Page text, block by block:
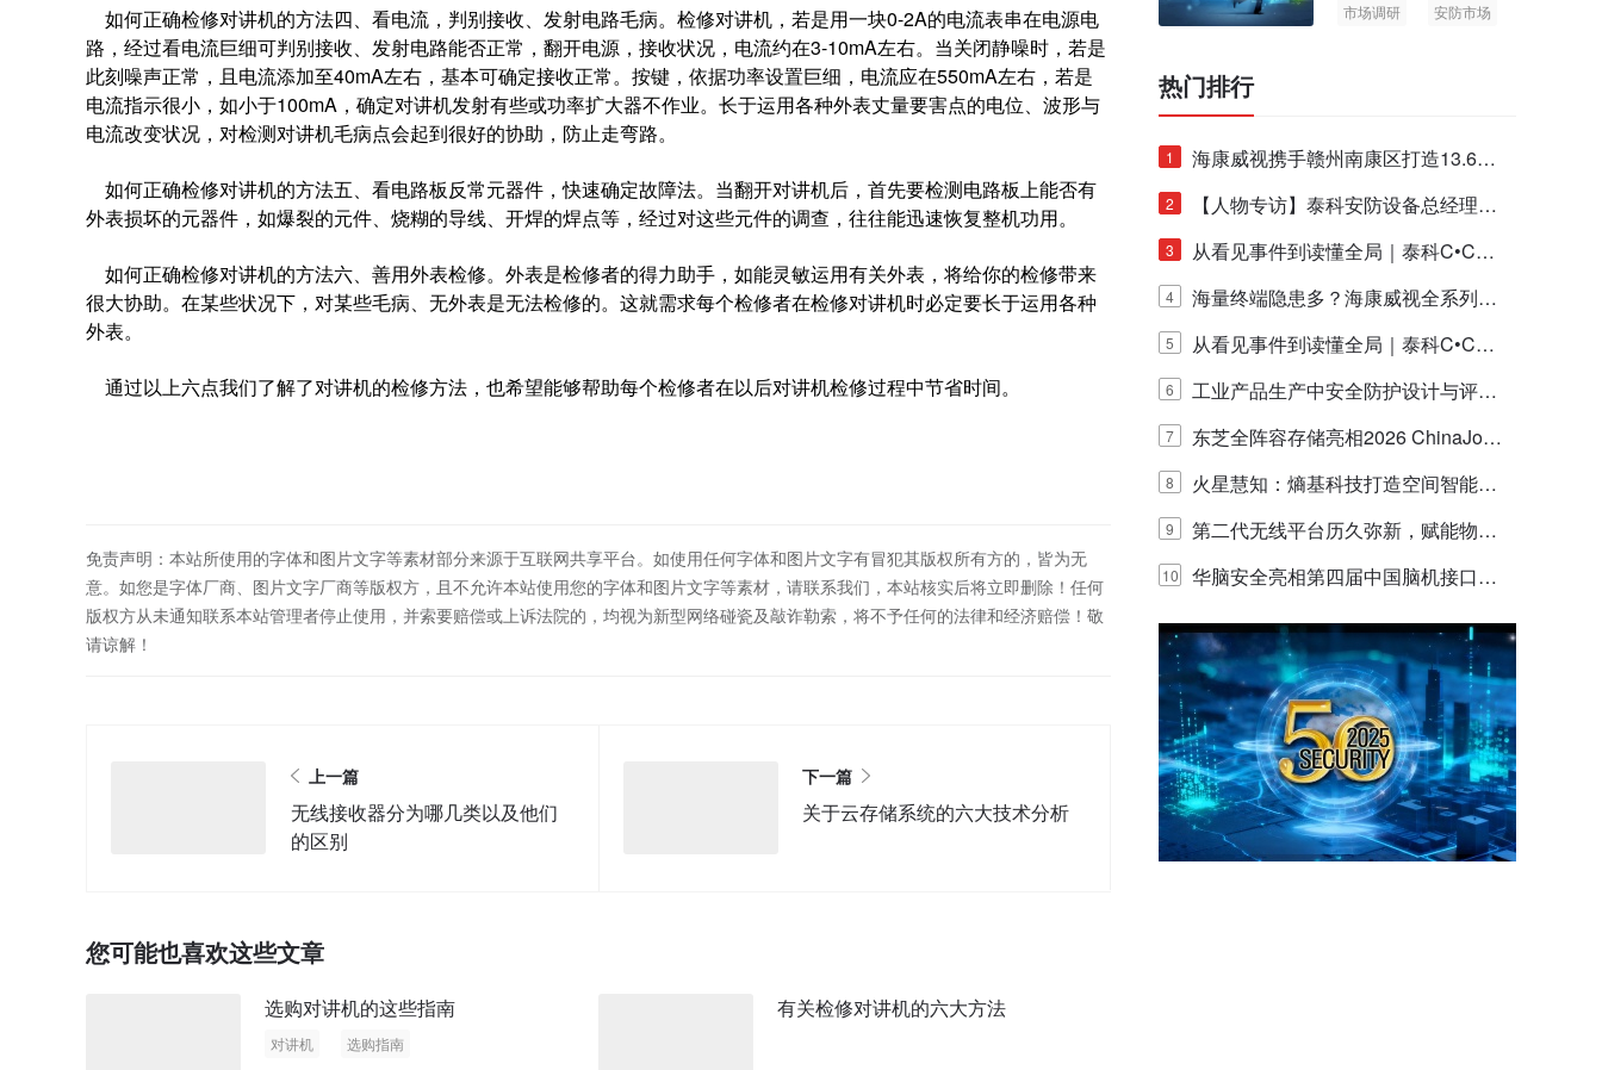
如何正确检修对讲机的方法四、看电流，判别接收、发射电路毛病。检修对讲机，若是用一块0-2A的电流表串在电源电
路，经过看电流巨细可判别接收、发射电路能否正常，翻开电源，接收状况，电流约在3-10mA左右。当关闭静噪时，若是
此刻噪声正常，且电流添加至40mA左右，基本可确定接收正常。按键，依据功率设置巨细，电流应在550mA左右，若是
电流指示很小，如小于100mA，确定对讲机发射有些或功率扩大器不作业。长于运用各种外表丈量要害点的电位、波形与
电流改变状况，对检测对讲机毛病点会起到很好的协助，防止走弯路。
如何正确检修对讲机的方法五、看电路板反常元器件，快速确定故障法。当翻开对讲机后，首先要检测电路板上能否有
外表损坏的元器件，如爆裂的元件、烧糊的导线、开焊的焊点等，经过对这些元件的调查，往往能迅速恢复整机功用。
如何正确检修对讲机的方法六、善用外表检修。外表是检修者的得力助手，如能灵敏运用有关外表，将给你的检修带来
很大协助。在某些状况下，对某些毛病、无外表是无法检修的。这就需求每个检修者在检修对讲机时必定要长于运用各种
外表。
通过以上六点我们了解了对讲机的检修方法，也希望能够帮助每个检修者在以后对讲机检修过程中节省时间。
免责声明：本站所使用的字体和图片文字等素材部分来源于互联网共享平台。如使用任何字体和图片文字有冒犯其版权所有方的，皆为无
意。如您是字体厂商、图片文字厂商等版权方，且不允许本站使用您的字体和图片文字等素材，请联系我们，本站核实后将立即删除！任何
版权方从未通知联系本站管理者停止使用，并索要赔偿或上诉法院的，均视为新型网络碰瓷及敲诈勒索，将不予任何的法律和经济赔偿！敬
请谅解！
上一篇
无线接收器分为哪几类以及他们
的区别
下一篇
关于云存储系统的六大技术分析
您可能也喜欢这些文章
选购对讲机的这些指南
对讲机 选购指南
有关检修对讲机的六大方法
市场调研
安防市场
热门排行
1
海康威视携手赣州南康区打造13.6公
里绿波网
2
【人物专访】泰科安防设备总经理张
宁解码安防出海新范式
3
从看见事件到读懂全局｜泰科C•CUR
E IQ 3.20开启安防运营智能新时代
4
海量终端隐患多？海康威视全系列物
联安全产品，四层守护更放心！
5
从看见事件到读懂全局｜泰科C•CUR
E IQ 3.20开启安防运营智能新时代
6
工业产品生产中安全防护设计与评估
的实践与探讨
7
东芝全阵容存储亮相2026 ChinaJo
y，以海量数据底座赋能“与AI同游”新
体验
8
火星慧知：熵基科技打造空间智能时
代的认知中枢
9
第二代无线平台历久弥新，赋能物联
网创新迭代
10
华脑安全亮相第四届中国脑机接口大
赛 工业安全脑机接口技术赢行业顶级
专家关注